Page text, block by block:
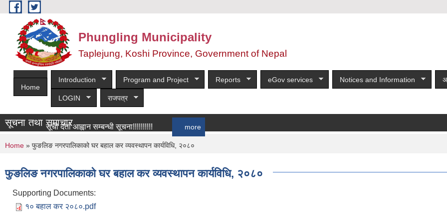
Skip to main content
Phungling Municipality
Taplejung, Koshi Province, Government of Nepal
Home
Introduction Program and Project Reports eGov services Notices and Information
LOGIN राजपत्र
सूचना तथा समाचार
सूची दर्ता आह्वान सम्बन्धी सूचना!!!!!!!!!!
You are here
Home » फुङलिङ नगरपालिकाको घर बहाल कर व्यवस्थापन कार्यविधि, २०८०
फुङलिङ नगरपालिकाको घर बहाल कर व्यवस्थापन कार्यविधि, २०८०
Supporting Documents:
१० बहाल कर २०८०.pdf